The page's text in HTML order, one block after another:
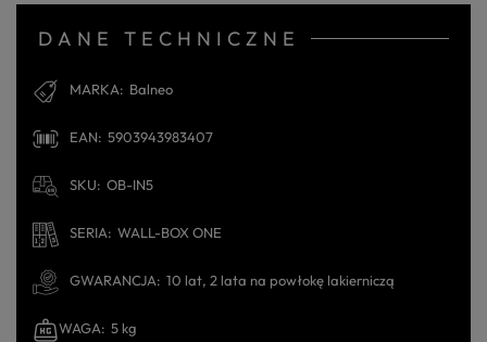
DANE TECHNICZNE
MARKA Balneo
EAN 5903943983407
SKU OB-IN5
SERIA WALL-BOX ONE
GWARANCJA 10 lat, 2 lata na powłokę lakierniczą
WAGA 5 kg